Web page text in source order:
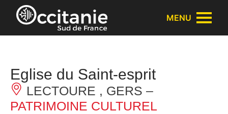
Panneau de gestion des cookies
MENU
Eglise du Saint-esprit
LECTOURE , GERS –
PATRIMOINE CULTUREL